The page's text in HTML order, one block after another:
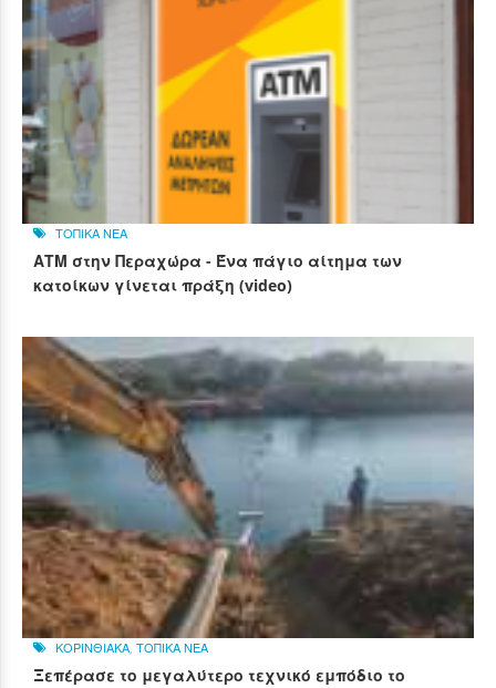
ΤΟΠΙΚΑ ΝΕΑ
ΑΤΜ στην Περαχώρα - Ένα πάγιο αίτημα των
κατοίκων γίνεται πράξη (video)
ΚΟΡΙΝΘΙΑΚΑ, ΤΟΠΙΚΑ ΝΕΑ
Ξεπέρασε το μεγαλύτερο τεχνικό εμπόδιο το